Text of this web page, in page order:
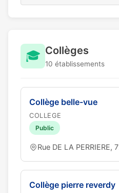
🎓 Collèges
10 établissements
Collège belle-vue
COLLEGE
Public
Rue DE LA PERRIERE,
Collège pierre reverdy